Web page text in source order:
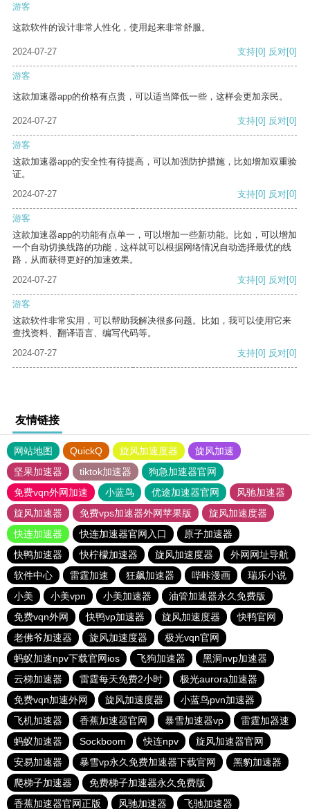
游客
这款软件的设计非常人性化，使用起来非常舒服。
2024-07-27 支持[0] 反对[0]
游客
这款加速器app的价格有点贵，可以适当降低一些，这样会更加亲民。
2024-07-27 支持[0] 反对[0]
游客
这款加速器app的安全性有待提高，可以加强防护措施，比如增加双重验
证。
2024-07-27
支持[0] 反对[0]
游客
这款加速器app的功能有点单一，可以增加一些新功能。比如，可以增加
一个自动切换线路的功能，这样就可以根据网络情况自动选择最优的线
路，从而获得更好的加速效果。
2024-07-27
支持[0] 反对[0]
游客
这款软件非常实用，可以帮助我解决很多问题。比如，我可以使用它来
查找资料、翻译语言、编写代码等。
2024-07-27
支持[0] 反对[0]
友情链接
网站地图 QuickQ 旋风加速度器
旋风加速
坚果加速器
tiktok加速器
狗急加速器官网
免费vqn外网加速
小蓝鸟 优途加速器官网
风驰加速器
旋风加速器
免费vps加速器外网苹果版
旋风加速度器
快连加速器
快连加速器官网入口
原子加速器
快鸭加速器
快柠檬加速器 旋风加速度器
外网网址导航
软件中心
雷霆加速 狂飙加速器 哔咔漫画
瑞乐小说
小美
小美vpn 小美加速器
油管加速器永久免费版
免费vqn外网
快鸭vp加速器 旋风加速度器
快鸭官网
老佛爷加速器
旋风加速度器
极光vqn官网
蚂蚁加速npv下载官网ios
飞狗加速器
黑洞nvp加速器
云梯加速器
雷霆每天免费2小时
极光aurora加速器
免费vqn加速外网
旋风加速度器
小蓝鸟pvn加速器
飞机加速器
香蕉加速器官网 暴雪加速器vp
雷霆加器速
蚂蚁加速器
Sockboom 快连npv
旋风加速器官网
安易加速器
暴雪vp永久免费加速器下载官网
黑豹加速器
爬梯子加速器
免费梯子加速器永久免费版
香蕉加速器官网正版
风驰加速器 飞驰加速器